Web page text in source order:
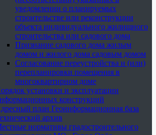
уведомлении о планируемых
строительстве или реконструкции
объекта индивидуального жилищного
строительства или садового дома
Признание садового дома жилым
домом и жилого дома садовым домом
Согласование переустройства и (или)
перепланировки помещения в
многоквартирном доме
установки и эксплуатации
конструкций
план Геоинформационная база
архив
нормативы градостроительного